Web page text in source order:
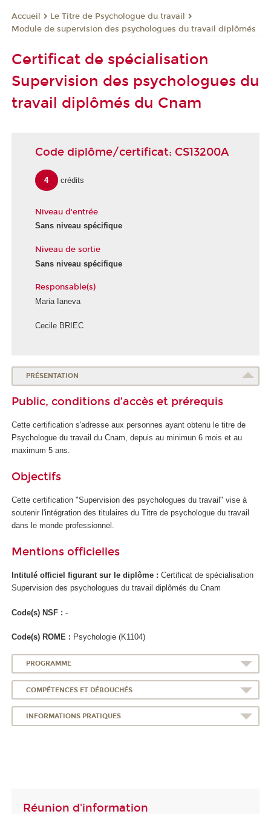
Accueil
Le Titre de Psychologue du travail
Module de supervision des psychologues du travail diplômés
Certificat de spécialisation
Supervision des psychologues du
travail diplômés du Cnam
Code diplôme/certificat: CS13200A
4 crédits
Niveau d'entrée
Sans niveau spécifique
Niveau de sortie
Sans niveau spécifique
Responsable(s)
Maria Ianeva
Cecile BRIEC
o
l
e
e
l
a
a
t
é
PRÉSENTATION
Public, conditions d’accès et prérequis
Cette certification s'adresse aux personnes ayant obtenu le titre de
Psychologue du travail du Cnam, depuis au minimun 6 mois et au
maximum 5 ans.
Objectifs
Cette certification "Supervision des psychologues du travail" vise à
soutenir l'intégration des titulaires du Titre de psychologue du travail
dans le monde professionnel.
Mentions officielles
Intitulé officiel figurant sur le diplôme : Certificat de spécialisation
Supervision des psychologues du travail diplômés du Cnam
Code(s) NSF : -
Code(s) ROME : Psychologie (K1104)
PROGRAMME
COMPÉTENCES ET DÉBOUCHÉS
INFORMATIONS PRATIQUES
Réunion d'information